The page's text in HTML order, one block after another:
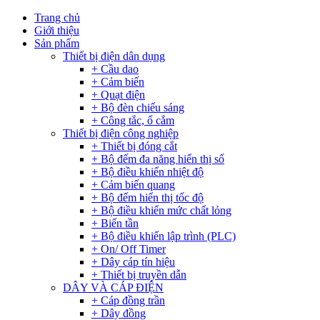
Trang chủ
Giới thiệu
Sản phẩm
Thiết bị điện dân dụng
+ Cầu dao
+ Cảm biến
+ Quạt điện
+ Bộ đèn chiếu sáng
+ Công tắc, ổ cắm
Thiết bị điện công nghiệp
+ Thiết bị đóng cắt
+ Bộ đếm đa năng hiển thị số
+ Bộ điều khiển nhiệt độ
+ Cảm biến quang
+ Bộ đếm hiển thị tốc độ
+ Bộ điều khiển mức chất lỏng
+ Biến tần
+ Bộ điều khiển lập trình (PLC)
+ On/ Off Timer
+ Dây cáp tín hiệu
+ Thiết bị truyền dẫn
DÂY VÀ CÁP ĐIỆN
+ Cáp đồng trần
+ Dây đồng